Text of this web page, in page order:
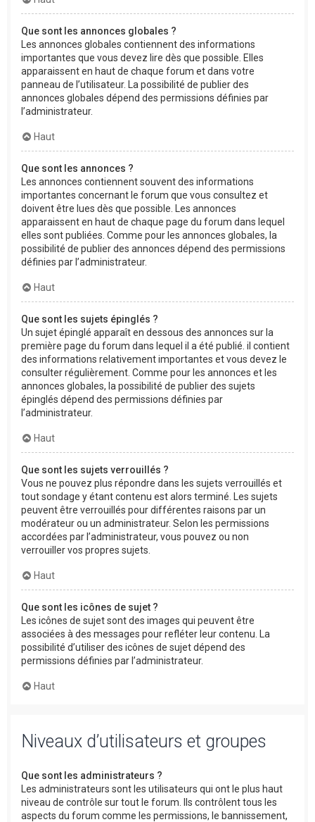
Que sont les annonces globales ?
Les annonces globales contiennent des informations
importantes que vous devez lire dès que possible. Elles
apparaissent en haut de chaque forum et dans votre
panneau de l’utilisateur. La possibilité de publier des
annonces globales dépend des permissions définies par
l’administrateur.
Haut
Que sont les annonces ?
Les annonces contiennent souvent des informations
importantes concernant le forum que vous consultez et
doivent être lues dès que possible. Les annonces
apparaissent en haut de chaque page du forum dans lequel
elles sont publiées. Comme pour les annonces globales, la
possibilité de publier des annonces dépend des permissions
définies par l’administrateur.
Haut
Que sont les sujets épinglés ?
Un sujet épinglé apparaît en dessous des annonces sur la
première page du forum dans lequel il a été publié. il contient
des informations relativement importantes et vous devez le
consulter régulièrement. Comme pour les annonces et les
annonces globales, la possibilité de publier des sujets
épinglés dépend des permissions définies par
l’administrateur.
Haut
Que sont les sujets verrouillés ?
Vous ne pouvez plus répondre dans les sujets verrouillés et
tout sondage y étant contenu est alors terminé. Les sujets
peuvent être verrouillés pour différentes raisons par un
modérateur ou un administrateur. Selon les permissions
accordées par l’administrateur, vous pouvez ou non
verrouiller vos propres sujets.
Haut
Que sont les icônes de sujet ?
Les icônes de sujet sont des images qui peuvent être
associées à des messages pour refléter leur contenu. La
possibilité d’utiliser des icônes de sujet dépend des
permissions définies par l’administrateur.
Haut
Niveaux d’utilisateurs et groupes
Que sont les administrateurs ?
Les administrateurs sont les utilisateurs qui ont le plus haut
niveau de contrôle sur tout le forum. Ils contrôlent tous les
aspects du forum comme les permissions, le bannissement,